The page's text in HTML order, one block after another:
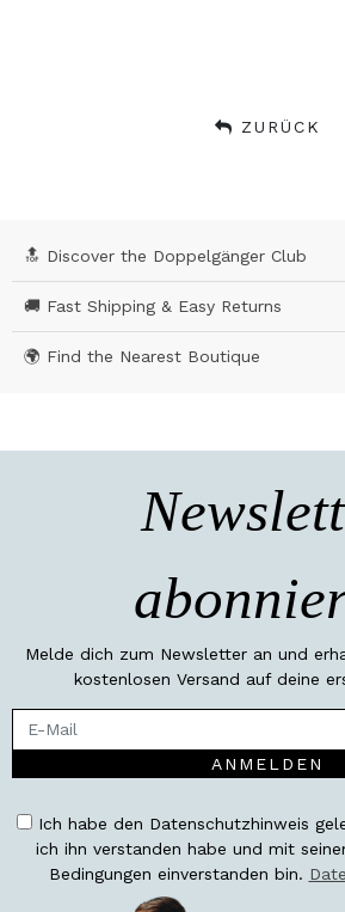
ZURÜCK
🔝 Discover the Doppelgänger Club
🚚 Fast Shipping & Easy Returns
🌍 Find the Nearest Boutique
Melde dich zum Newsletter an und
kostenlosen Versand auf deine
ANMELDEN
Ich habe den Datenschutzhinweis
ich ihn verstanden habe und mit
Bedingungen einverstanden bin.